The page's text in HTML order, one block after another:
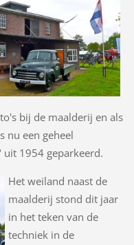
bij de maalderij en als
nu een geheel
1954 geparkeerd.
Het weiland naast de
maalderij stond dit jaar
in het teken van de
techniek in de